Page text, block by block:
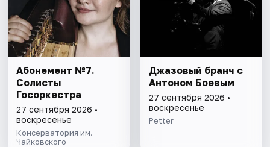
Абонемент №7.
Солисты
Госоркестра
27 сентября 2026 •
воскресенье
Консерватория им.
Чайковского
Джазовый бранч с
Антоном Боевым
27 сентября 2026 •
воскресенье
Petter